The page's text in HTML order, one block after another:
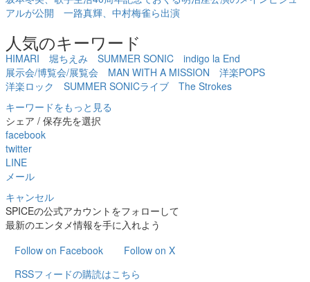
アルが公開 一路真輝、中村梅雀ら出演
人気のキーワード
HIMARI 堀ちえみ SUMMER SONIC
indigo la End
展示会/博覧会/展覧会
MAN WITH A MISSION
洋楽POPS
洋楽ロック
SUMMER SONICライブ
The Strokes
キーワードをもっと見る
シェア / 保存先を選択
facebook
twitter
LINE
メール
キャンセル
SPICEの公式アカウントをフォローして
最新のエンタメ情報を手に入れよう
Follow on Facebook
Follow on X
RSSフィードの購読はこちら